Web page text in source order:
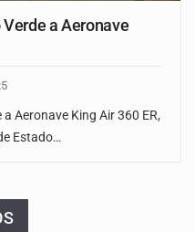
a Aeronave
Aeronave King Air 360 ER,
Estado…